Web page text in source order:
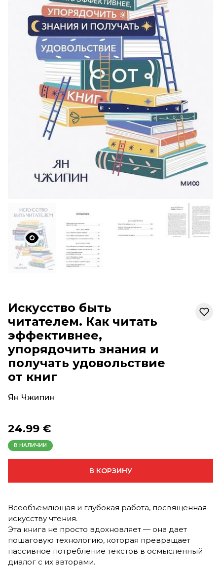
Искусство быть
читателем. Как читать
эффективнее,
упорядочить знания и
получать удовольствие
от книг
Ян Чжипин
24.99 €
В НАЛИЧИИ
В КОРЗИНУ
Всеобъемлющая и глубокая работа, посвященная
искусству чтения.
Эта книга не просто вдохновляет — она дает
пошаговую технологию, которая превращает
пассивное потребление текстов в осмысленный
диалог с их авторами.